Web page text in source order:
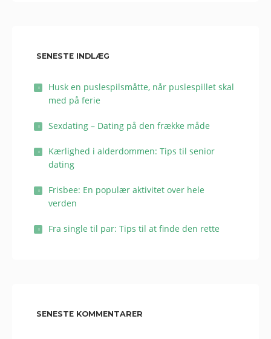
SENESTE INDLÆG
Husk en puslespilsmåtte, når puslespillet skal
med på ferie
Sexdating – Dating på den frække måde
Kærlighed i alderdommen: Tips til senior
dating
Frisbee: En populær aktivitet over hele
verden
Fra single til par: Tips til at finde den rette
SENESTE KOMMENTARER